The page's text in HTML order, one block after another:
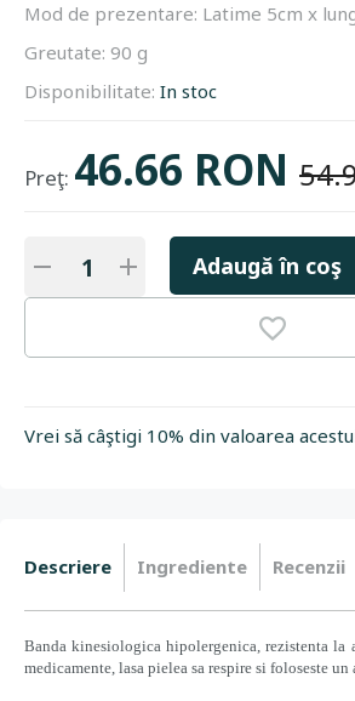
Mod de prezentare: Latime 5cm x
Greutate: 90 g
Disponibilitate: In stoc
Preţ: 46.66 RON
Adaugă în coş
Vrei să câştigi 10% din valoarea
Descriere Ingrediente Recenzii
Banda kinesiologica hipolergenica, rezistenta la
medicamente, lasa pielea sa respire si foloseste